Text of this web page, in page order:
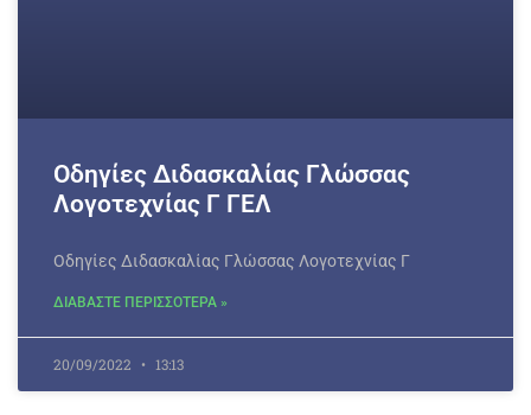
Οδηγίες Διδασκαλίας Γλώσσας
Λογοτεχνίας Γ ΓΕΛ
Οδηγίες Διδασκαλίας Γλώσσας Λογοτεχνίας Γ
ΔΙΑΒΑΣΤΕ ΠΕΡΙΣΣΟΤΕΡΑ »
20/09/2022 13:13